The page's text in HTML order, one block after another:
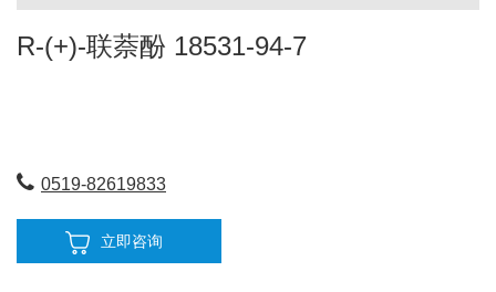
R-(+)-联萘酚 18531-94-7
0519-82619833
立即咨询